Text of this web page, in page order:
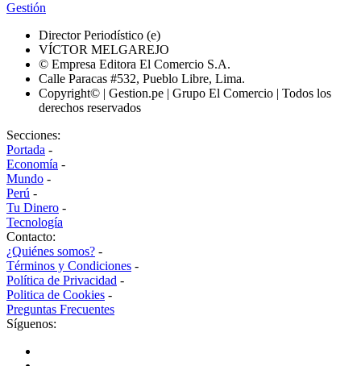
Gestión
Director Periodístico (e)
VÍCTOR MELGAREJO
© Empresa Editora El Comercio S.A.
Calle Paracas #532, Pueblo Libre, Lima.
Copyright© | Gestion.pe | Grupo El Comercio | Todos los
derechos reservados
Secciones:
Portada -
Economía -
Mundo -
Perú -
Tu Dinero -
Tecnología
Contacto:
¿Quiénes somos? -
Términos y Condiciones -
Política de Privacidad -
Politica de Cookies -
Preguntas Frecuentes
Síguenos: